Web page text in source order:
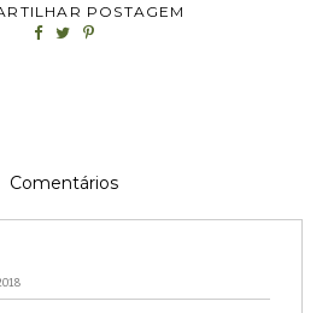
POSTAGEM
Comentários